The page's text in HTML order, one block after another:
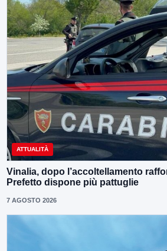
ATTUALITÀ
Vinalia, dopo l’accoltellamento
Prefetto dispone più pattuglie
7 AGOSTO 2026